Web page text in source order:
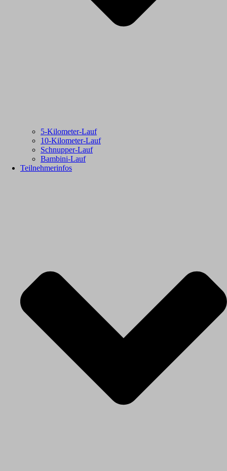
5-Kilometer-Lauf
10-Kilometer-Lauf
Schnupper-Lauf
Bambini-Lauf
Teilnehmerinfos